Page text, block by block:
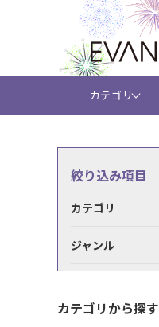
カテゴリ
絞り込み項目
カテゴリ
ジャンル
カテゴリから探す